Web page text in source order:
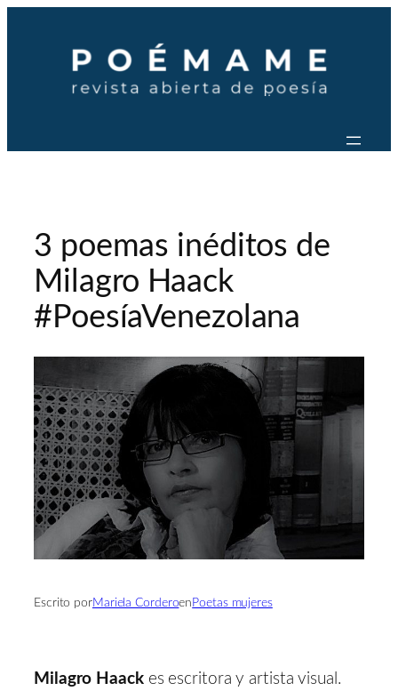
contenido
3 poemas inéditos de
Milagro Haack
#PoesíaVenezolana
Escrito porMariela Corderoen Poetas mujeres
Milagro Haackes escritora y artista visual.